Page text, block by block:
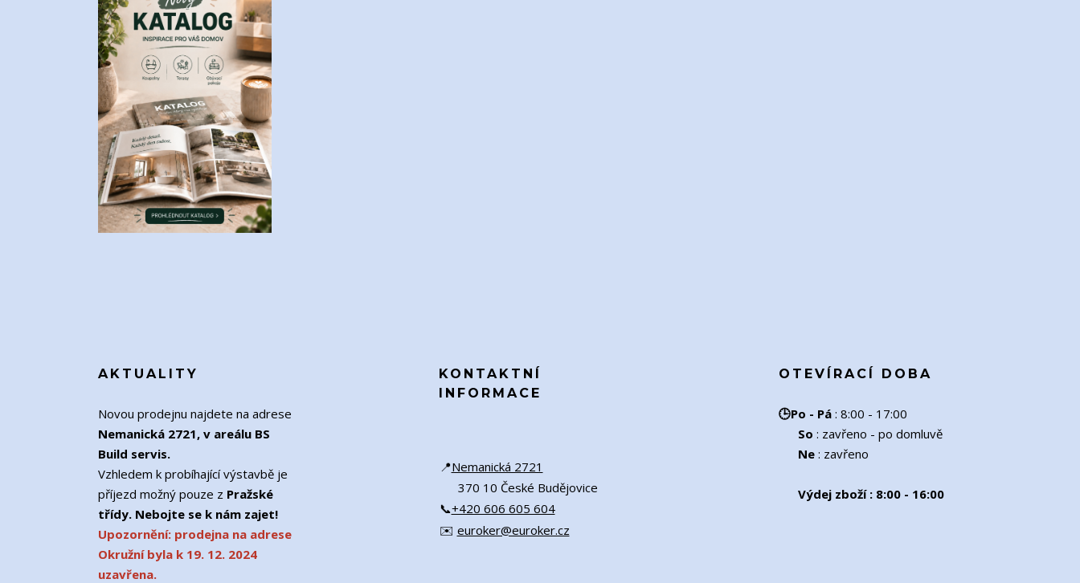
AKTUALITY
Novou prodejnu najdete na adrese
Nemanická 2721, v areálu BS
Build servis.
Vzhledem k probíhající výstavbě je
příjezd možný pouze z Pražské
třídy. Nebojte se k nám zajet!
Upozornění: prodejna na adrese
Okružní byla k 19. 12. 2024
uzavřena.
KONTAKTNÍ
INFORMACE
📍Nemanická 2721
370 10 České Budějovice
📞+420 606 605 604
✉️ euroker@euroker.cz
OTEVÍRACÍ DOBA
🕒Po - Pá : 8:00 - 17:00
So : zavřeno - po domluvě
Ne : zavřeno
Výdej zboží : 8:00 - 16:00